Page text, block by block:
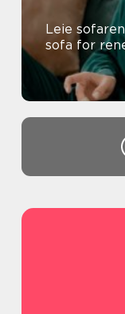
Leie
sofa for